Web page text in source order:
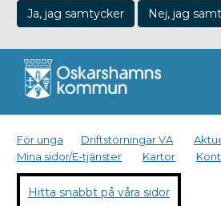
Ja, jag samtycker Nej, jag
För unga Driftstörningar VA
Mina sidor/E-tjänster
Kartor
Hitta snabbt på våra sidor